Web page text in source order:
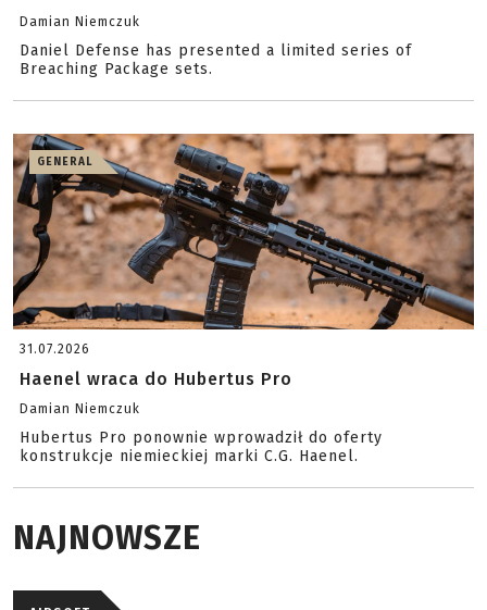
Damian Niemczuk
Daniel Defense has presented a limited series of
Breaching Package sets.
GENERAL
31.07.2026
Haenel wraca do Hubertus Pro
Damian Niemczuk
Hubertus Pro ponownie wprowadził do oferty
konstrukcje niemieckiej marki C.G. Haenel.
NAJNOWSZE